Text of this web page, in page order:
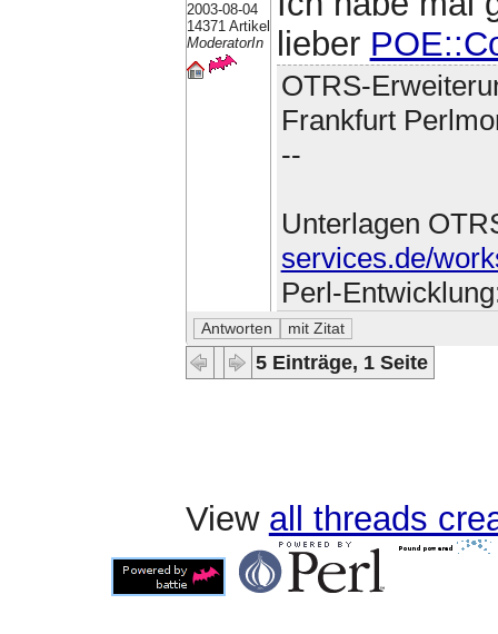
2003-08-04
14371 Artikel
ModeratorIn
lieber
OTRS-
Frankfurt
--
Unterlagen
services.de/
Perl-
5 Einträge, 1 Seite
View all threads